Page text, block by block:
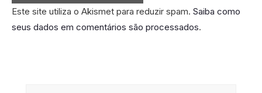
Este site utiliza o Akismet para reduzir spam. Saiba como
seus dados em comentários são processados.